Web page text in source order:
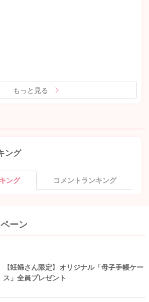
もっと見る
ング
ング コメントランキング
ーン
【妊婦さん限定】オリジナル「母子手帳ケー
ス」全員プレゼント